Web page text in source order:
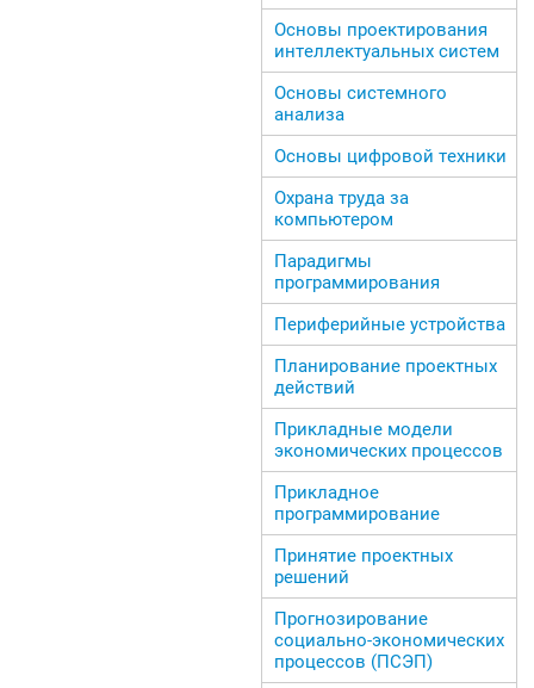
Основы проектирования
интеллектуальных систем
Основы системного
анализа
Основы цифровой техники
Охрана труда за
компьютером
Парадигмы
программирования
Периферийные устройства
Планирование проектных
действий
Прикладные модели
экономических процессов
Прикладное
программирование
Принятие проектных
решений
Прогнозирование
социально-экономических
процессов (ПСЭП)